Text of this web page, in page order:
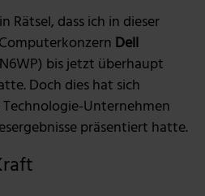
Rätsel, dass ich in dieser
Dell
bis jetzt überhaupt
Doch dies hat sich
Unternehmen
präsentiert hatte.